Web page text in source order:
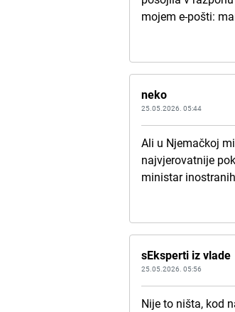
mojem e-pošti:
neko
25.05.2026. 05:44
Ali u Njemačkoj
najvjerovatnije
ministar
sEksperti iz vlade
25.05.2026. 05:56
Nije to ništa, kod